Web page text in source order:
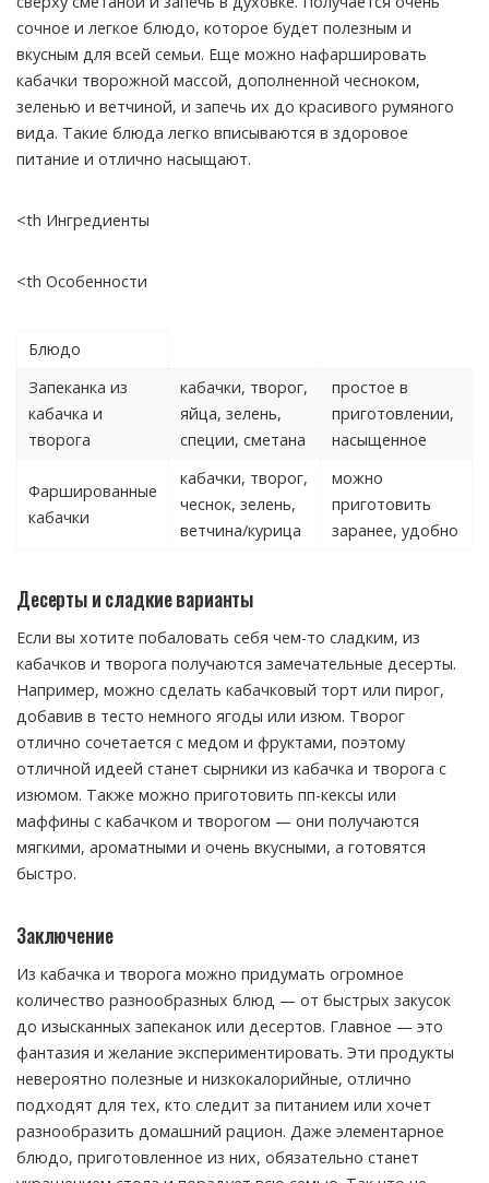
сочное и легкое блюдо, которое будет полезным и
вкусным для всей семьи. Еще можно нафаршировать
кабачки творожной массой, дополненной чесноком,
зеленью и ветчиной, и запечь их до красивого румяного
вида. Такие блюда легко вписываются в здоровое
питание и отлично насыщают.
<th Ингредиенты
<th Особенности
Блюдо
Запеканка из
кабачка и
творога
кабачки, творог,
яйца, зелень,
специи, сметана
простое в
приготовлении,
насыщенное
Фаршированные
кабачки
кабачки, творог,
чеснок, зелень,
ветчина/курица
можно
приготовить
заранее, удобно
Десерты и сладкие варианты
Если вы хотите побаловать себя чем-то сладким, из
кабачков и творога получаются замечательные десерты.
Например, можно сделать кабачковый торт или пирог,
добавив в тесто немного ягоды или изюм. Творог
отлично сочетается с медом и фруктами, поэтому
отличной идеей станет сырники из кабачка и творога с
изюмом. Также можно приготовить пп-кексы или
маффины с кабачком и творогом — они получаются
мягкими, ароматными и очень вкусными, а готовятся
быстро.
Заключение
Из кабачка и творога можно придумать огромное
количество разнообразных блюд — от быстрых закусок
до изысканных запеканок или десертов. Главное — это
фантазия и желание экспериментировать. Эти продукты
невероятно полезные и низкокалорийные, отлично
подходят для тех, кто следит за питанием или хочет
разнообразить домашний рацион. Даже элементарное
блюдо, приготовленное из них, обязательно станет